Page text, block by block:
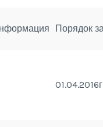
Порядок